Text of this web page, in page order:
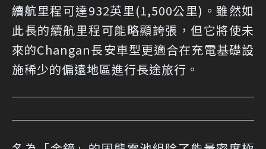
續航里程可達932英里(1,500公里)。雖然如
此長的續航里程可能略顯誇張，但它將使未
來的Changan長安車型更適合在充電基礎設
施稀少的偏遠地區進行長途旅行。